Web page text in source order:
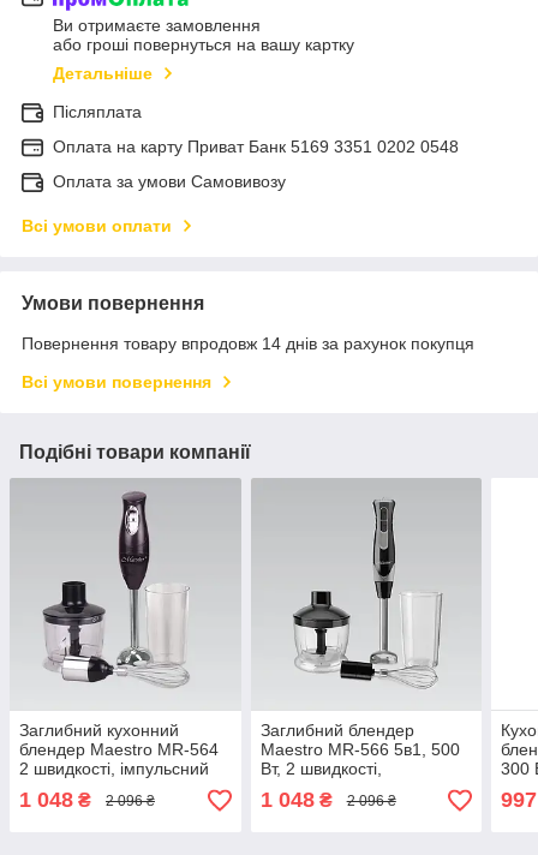
Ви отримаєте замовлення
або гроші повернуться на вашу картку
Детальніше
Післяплата
Оплата на карту Приват Банк 5169 3351 0202 0548
Оплата за умови Самовивозу
Всі умови оплати
Умови повернення
Повернення товару впродовж 14 днів за рахунок покупця
Всі умови повернення
Подібні товари компанії
Заглибний кухонний
блендер Maestro MR-564
2 швидкості, імпульсний
склянка 600 мл,
1 048 ₴ 2 096 ₴
Заглибний блендер
Maestro MR-566 5в1, 500
Вт, 2 швидкості,
імпульсний режим, мірна
склянка 600 мл,
1 048₴ 2 096 ₴
300
997